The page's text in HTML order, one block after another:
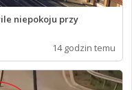
niepokoju przy
14 godzin temu